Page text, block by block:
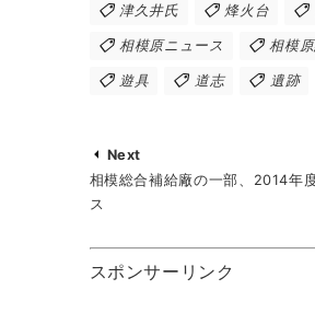
津久井氏 烽火台
相模原ニュース 相模
遊具 道志 遺跡
Next
相模総合補給廠の一部、2014年
ス
スポンサーリンク